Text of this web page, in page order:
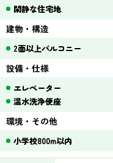
閑静な住宅地
建物・構造
2面以上バルコニー
設備・仕様
エレベーター
温水洗浄便座
環境・その他
小学校800m以内